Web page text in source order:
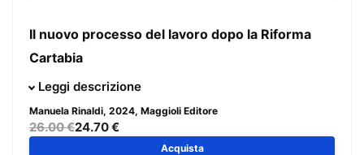
Il nuovo processo del lavoro dopo la Riforma
Cartabia
Nel presente volume vengono affrontate, con
del lavoro, sostanziale e procedurale, sorte con le prime
applicazioni pratiche delle novità introdotte dalla Riforma
Leggi descrizione
Manuela Rinaldi, 2024, Maggioli Editore
26.00 €24.70 €
Acquista